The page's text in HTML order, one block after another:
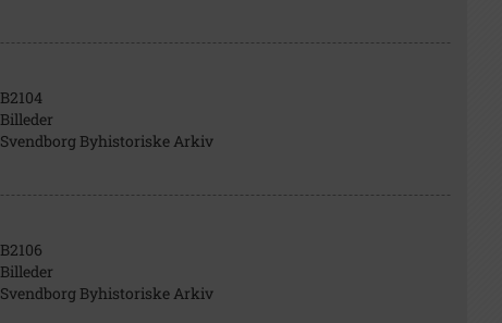
B2104
Billeder
Svendborg Byhistoriske Arkiv
B2106
Billeder
Svendborg Byhistoriske Arkiv